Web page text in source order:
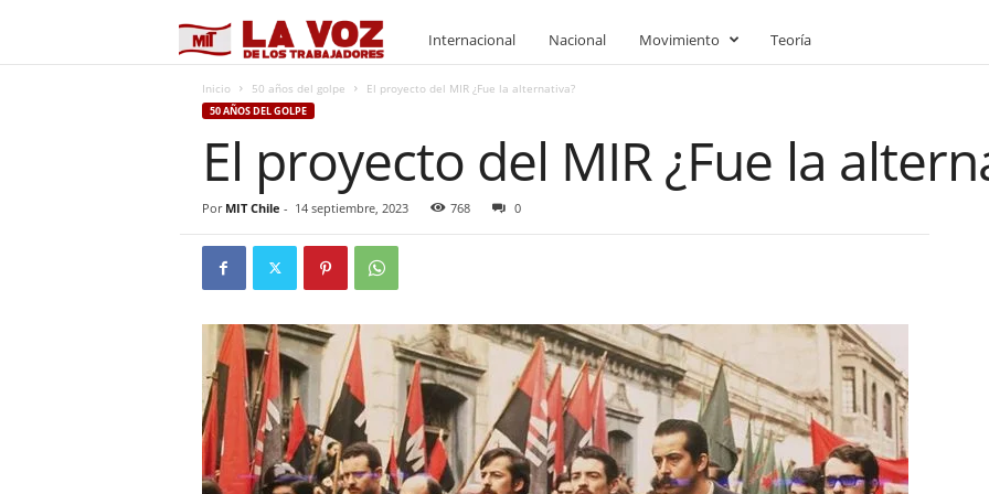
I
Internacional Nacional Movimiento Teoría
Inicio 50 años del golpe El proyecto del MIR ¿Fue la alternativa?
50 AÑOS DEL GOLPE
El proyecto del MIR ¿Fue la
Por MIT Chile - 14 septiembre, 2023 768 0